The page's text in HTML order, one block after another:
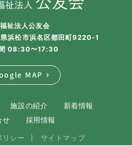
祉法人公友会
浜松市浜名区都田町9220-1
08:30〜17:30
MAP
施設の紹介
新着情報
せ
採用情報
リシー サイトマップ